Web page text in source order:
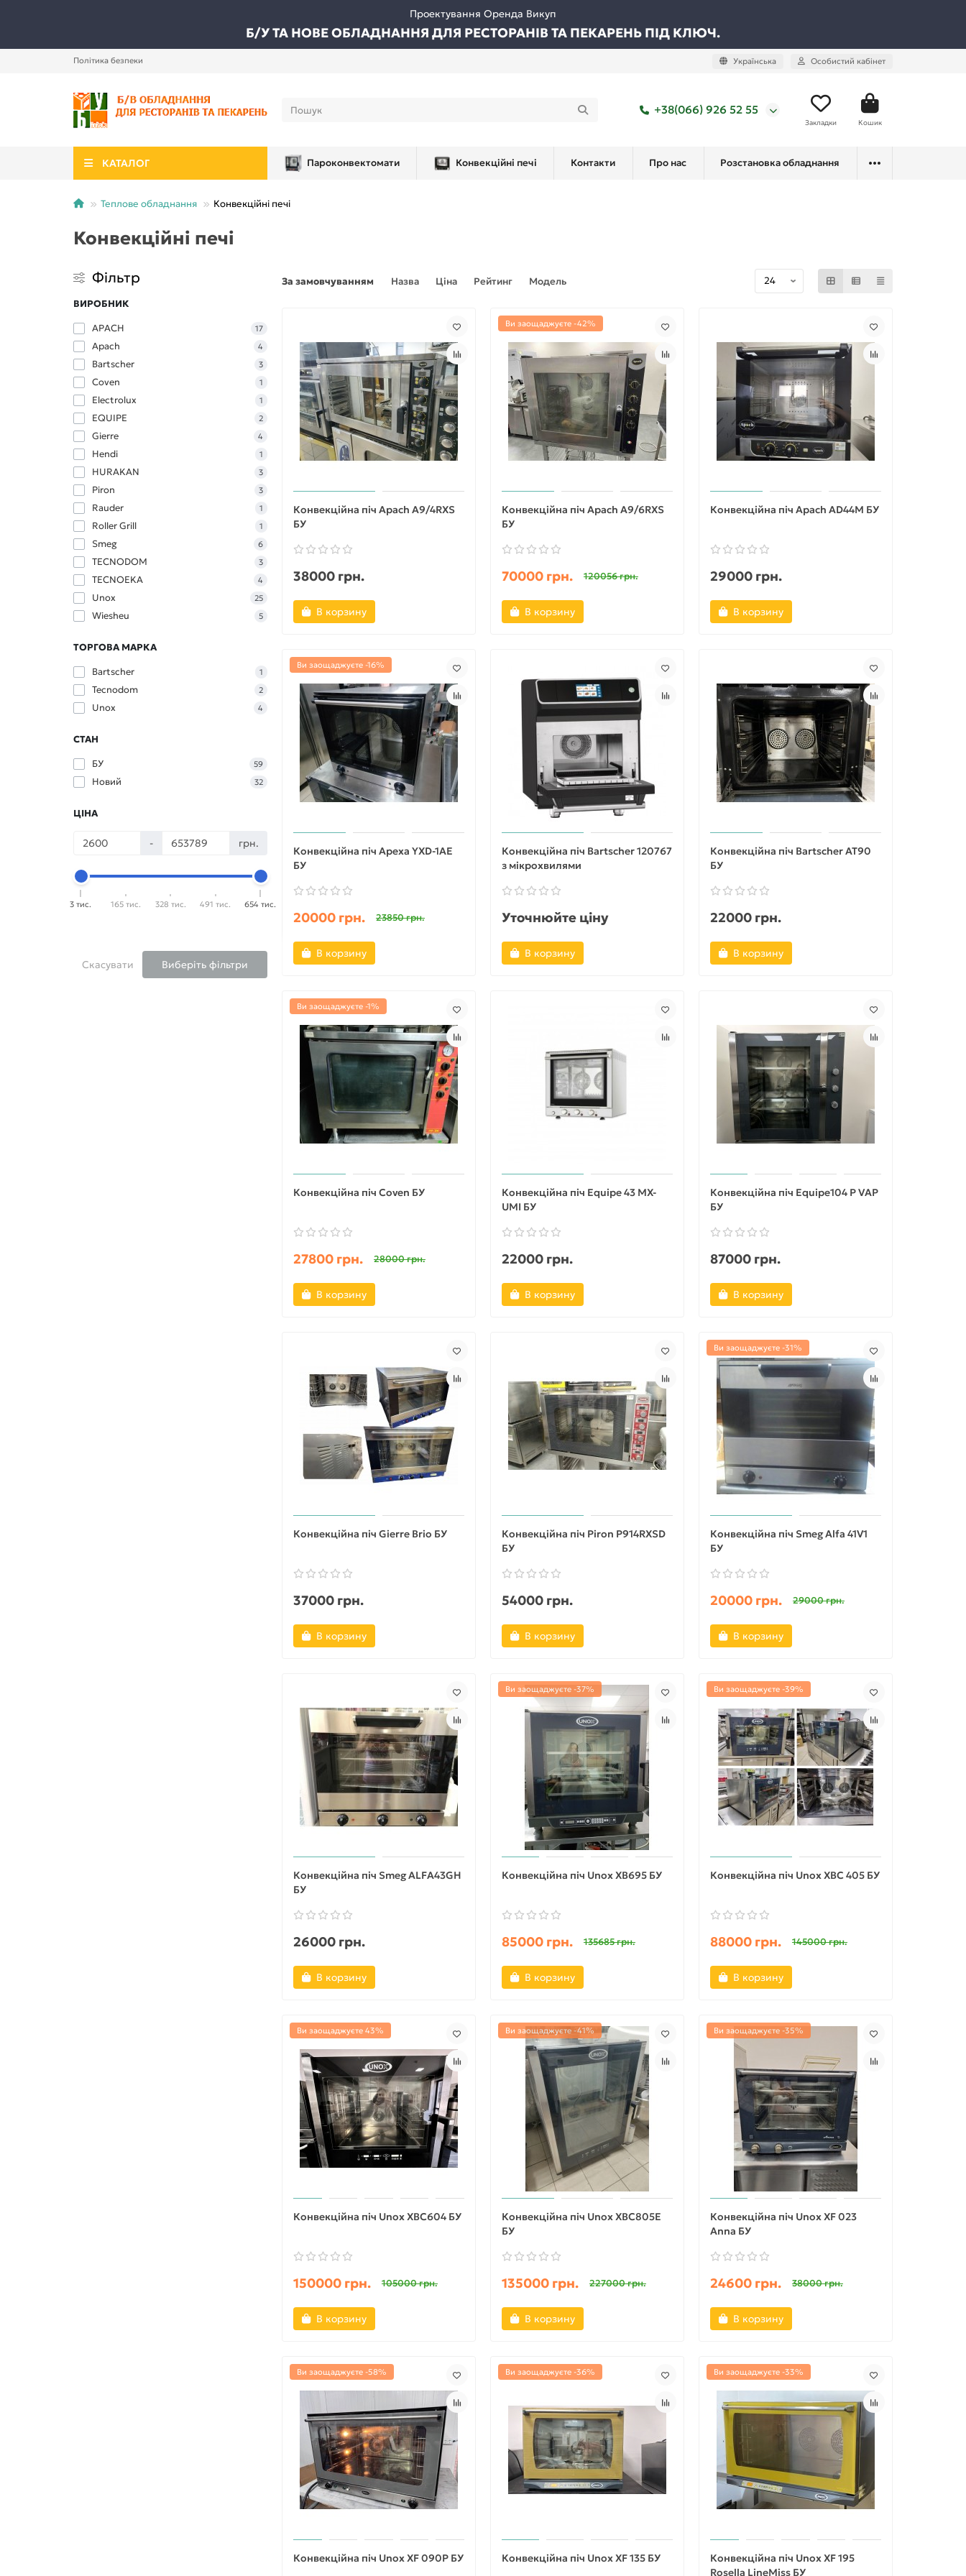
Проектування Оренда Викуп
Б/У ТА НОВЕ ОБЛАДНАННЯ ДЛЯ РЕСТОРАНІВ ТА ПЕКАРЕНЬ ПІД КЛЮЧ.
Політика безпеки Українська Особистий кабінет
+38(066) 926 52 55
Закладки Кошик
КАТАЛОГ Пароконвектомати Конвекційні печі Контакти Про нас Розстановка обладнання
Теплове обладнання Конвекційні печі
Конвекційні печі
Фільтр
ВИРОБНИК
APACH
17
Apach 4
Bartscher 3
Coven 1
Electrolux 1
EQUIPE 2
Gierre 4
Hendi 1
HURAKAN 3
Piron 3
Rauder 1
Roller Grill 1
Smeg 6
TECNODOM 3
TECNOEKA 4
Unox 25
Wiesheu 5
ТОРГОВА МАРКА
Bartscher
1
Tecnodom 2
Unox 4
СТАН
БУ
59
Новий 32
ЦІНА
- грн.
3 тис. 165 тис. 328 тис. 491 тис. 654 тис.
Скасувати Виберіть фільтри
За замовчуванням Назва Ціна Рейтинг Модель
Конвекційна піч Apach A9/4RXS
БУ
38000 грн.
В корзину
Ви заощаджуєте -42%
Конвекційна піч Apach A9/6RXS
БУ
70000 грн. 120056 грн.
В корзину
Конвекційна піч Apach AD44M БУ
29000 грн.
В корзину
Ви заощаджуєте -16%
Конвекційна піч Apexa YXD-1AE
БУ
20000 грн. 23850 грн.
В корзину
Конвекційна піч Bartscher 120767
з мікрохвилями
Уточнюйте ціну
В корзину
Конвекційна піч Bartscher AT90
БУ
22000 грн.
В корзину
Ви заощаджуєте -1%
Конвекційна піч Coven БУ
27800 грн. 28000 грн.
В корзину
Конвекційна піч Equipe 43 MX-
UMI БУ
22000 грн.
В корзину
Конвекційна піч Equipe104 P VAP
БУ
87000 грн.
В корзину
Конвекційна піч Gierre Brio БУ
37000 грн.
В корзину
Конвекційна піч Piron P914RXSD
БУ
54000 грн.
В корзину
Ви заощаджуєте -31%
Конвекційна піч Smeg Alfa 41V1
БУ
20000 грн. 29000 грн.
В корзину
Конвекційна піч Smeg ALFA43GH
БУ
26000 грн.
В корзину
Ви заощаджуєте -37%
Конвекційна піч Unox XB695 БУ
85000 грн. 135685 грн.
В корзину
Ви заощаджуєте -39%
Конвекційна піч Unox XBC 405 БУ
88000 грн. 145000 грн.
В корзину
Ви заощаджуєте 43%
Конвекційна піч Unox XBC604 БУ
150000 грн. 105000 грн.
В корзину
Ви заощаджуєте -41%
Конвекційна піч Unox XBC805E
БУ
135000 грн. 227000 грн.
В корзину
Ви заощаджуєте -35%
Конвекційна піч Unox XF 023
Anna БУ
24600 грн. 38000 грн.
В корзину
Ви заощаджуєте -58%
Конвекційна піч Unox XF 090P БУ
Ви заощаджуєте -36%
Конвекційна піч Unox XF 135 БУ
Ви заощаджуєте -33%
Конвекційна піч Unox XF 195
Rosella LineMiss БУ